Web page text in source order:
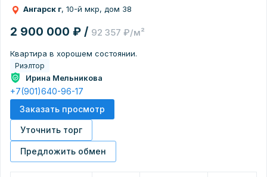
Ангарск г, 10-й мкр, дом 38
2 900 000 ₽ / 92 357 ₽/м²
Квартира в хорошем состоянии.
Риэлтор
Ирина Мельникова
+7(901)640-96-17
Заказать просмотр
Уточнить торг
Предложить обмен